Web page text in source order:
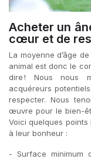
Acheter un
cœur et de
La moyenne d’âge
animal est donc le
dire ! Nous nous
acquéreurs
respecter. Nous
œuvre pour le bien-
Voici quelques
à leur bonheur :
- Surface minimum